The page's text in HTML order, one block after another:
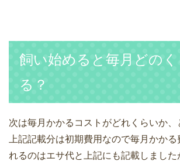
飼い始めると毎月どの
る？
次は毎月かかるコストがどれくらいか、
上記記載分は初期費用なので毎月かか
れるのはエサ代と上記にも記載しました